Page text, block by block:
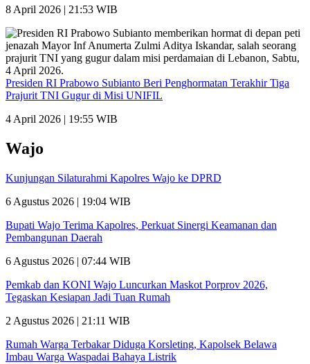
8 April 2026 | 21:53 WIB
Presiden RI Prabowo Subianto Beri Penghormatan Terakhir Tiga
Prajurit TNI Gugur di Misi UNIFIL
4 April 2026 | 19:55 WIB
Wajo
Kunjungan Silaturahmi Kapolres Wajo ke DPRD
6 Agustus 2026 | 19:04 WIB
Bupati Wajo Terima Kapolres, Perkuat Sinergi Keamanan dan
Pembangunan Daerah
6 Agustus 2026 | 07:44 WIB
Pemkab dan KONI Wajo Luncurkan Maskot Porprov 2026,
Tegaskan Kesiapan Jadi Tuan Rumah
2 Agustus 2026 | 21:11 WIB
Rumah Warga Terbakar Diduga Korsleting, Kapolsek Belawa
Imbau Warga Waspadai Bahaya Listrik